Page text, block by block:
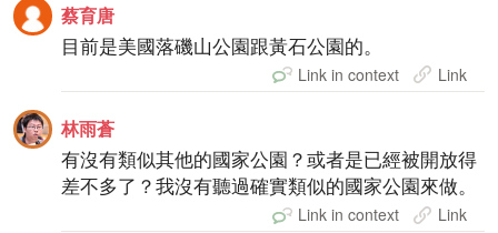
蔡育唐
目前是美國落磯山公園跟黃石公園的。
Link in context Link
林雨蒼
有沒有類似其他的國家公園？或者是已經被開放得
差不多了？我沒有聽過確實類似的國家公園來做。
Link in context Link